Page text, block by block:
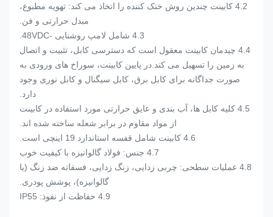
4.2 کابینت چندین روش خنک کننده را اتخاذ می کند: تهویه مطبوع،
مبدل حرارتی و فن.
4.3 شامل لامپ روشنایی -48VDC.
4.4 چیدمان کابینت معقول است که دسترسی کابل، تثبیت و اتصال
به زمین را تسهیل می کند.در پایین کابینت، سوراخ های ورودی به
صورت جداگانه برای کابل برق، کابل سیگنال و کابل نوری وجود
دارد.
4.5 کلیه کابل ها، آب بندی و عایق حرارتی مورد استفاده در کابینت
از مواد مقاوم در برابر شعله ساخته شده اند.
4.6 کابینت شامل قفسه استاندارد 19 اینچی است.
4.7 جنس: فولاد گالوانیزه با کیفیت خوب
4.8 عملیات سطحی: چربی زدایی، زنگ زدایی، فسفاته ضد زنگ (یا
گالوانیزه)، پوشش پودری.
4.9 حفاظت از نفوذ: IP55